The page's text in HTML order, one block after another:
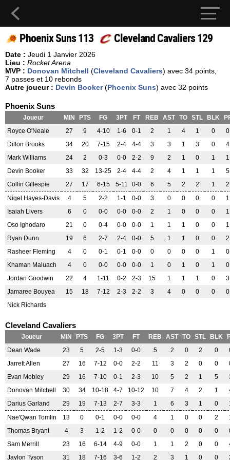
Phoenix Suns 113 Cleveland Cavaliers 129
Date : Jeudi 1 Janvier 2026
Lieu : Rocket Arena
MVP : Donovan Mitchell (Cleveland Cavaliers) avec 34 points,
7 passes et 10 rebonds
Autre joueur : Devin Booker(Phoenix Suns) avec 32 points
Phoenix Suns
Joueur MIN PTS FG 3PT FT REB AST TO STL BLK
Royce O'Neale
27 9 4-10 1-6 0-1 2 1 4 1 0
0
Dillon Brooks
34 20 7-15 2-4 4-4 3 3 1 3 0
4
Mark Williams
24 2 0-3 0-0 2-2 9 2 1 0 1
1
Devin Booker
33 32 13-25 2-4 4-4 2 4 1 1 1
5
Collin Gillespie
27 17 6-15 5-11 0-0 6 5 2 2 1
2
Nigel Hayes-Davis
4 5 2-2 1-1 0-0 3 0 0 0 0
1
Isaiah Livers
6 0 0-0 0-0 0-0 2 1 0 0 0
1
Oso Ighodaro
21 0 0-4 0-0 0-0 1 1 1 0 0
1
Ryan Dunn
19 6 2-7 2-4 0-0 5 1 1 0 0
2
Rasheer Fleming
4 0 0-1 0-1 0-0 0 0 0 0 1
0
Khaman Maluach
4 0 0-0 0-0 0-0 1 0 1 0 1
0
Jordan Goodwin
22 4 1-11 0-2 2-3 15 1 1 1 0
3
Jamaree Bouyea
15 18 7-12 2-3 2-2 3 4 0 0 0
0
Nick Richards
Cleveland Cavaliers
Joueur MIN PTS FG 3PT FT REB AST TO STL BLK
Dean Wade
23 5 2-5 1-3 0-0 5 2 0 2 0
Jarrett Allen
27 16 7-12 0-0 2-2 11 3 2 0 0
Evan Mobley
29 16 7-10 0-1 2-3 10 5 2 1 5
Donovan Mitchell
30 34 10-18 4-7 10-12 10 7 4 2 1
Darius Garland
29 19 7-13 2-7 3-3 1 6 3 1 0
Nae'Qwan Tomlin
13 0 0-1 0-0 0-0 4 1 0 0 2
Thomas Bryant
4 3 1-2 1-2 0-0 0 0 0 0 0
Sam Merrill
23 16 6-14 4-9 0-0 1 1 2 0 0
Jaylon Tyson
31 18 7-16 3-6 1-2 2 3 1 0 0